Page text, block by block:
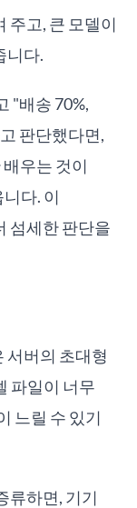
주고, 큰 모델이
니다.
"배송 70%,
판단했다면,
우는 것이
다. 이
섬세한 판단을
서버의 초대형
파일이 너무
느릴 수 있기
류하면, 기기